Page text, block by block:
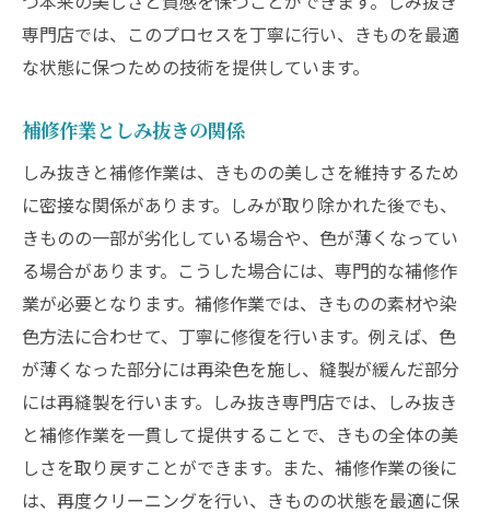
専門店では、このプロセスを丁寧に行い、きものを最適
な状態に保つための技術を提供しています。
補修作業としみ抜きの関係
しみ抜きと補修作業は、きものの美しさを維持するため
に密接な関係があります。しみが取り除かれた後でも、
きものの一部が劣化している場合や、色が薄くなってい
る場合があります。こうした場合には、専門的な補修作
業が必要となります。補修作業では、きものの素材や染
色方法に合わせて、丁寧に修復を行います。例えば、色
が薄くなった部分には再染色を施し、縫製が緩んだ部分
には再縫製を行います。しみ抜き専門店では、しみ抜き
と補修作業を一貫して提供することで、きもの全体の美
しさを取り戻すことができます。また、補修作業の後に
は、再度クリーニングを行い、きものの状態を最適に保